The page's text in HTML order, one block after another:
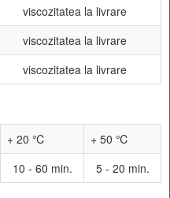
viscozitatea la livrare
viscozitatea la livrare
viscozitatea la livrare
+ 20 ℃
+ 50 ℃
10 - 60 min. 5 - 20 min.